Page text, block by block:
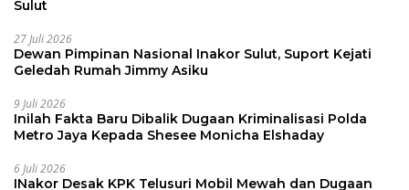
Sulut
27 Juli 2026
Dewan Pimpinan Nasional Inakor Sulut, Suport Kejati
Geledah Rumah Jimmy Asiku
9 Juli 2026
Inilah Fakta Baru Dibalik Dugaan Kriminalisasi Polda
Metro Jaya Kepada Shesee Monicha Elshaday
6 Juli 2026
INakor Desak KPK Telusuri Mobil Mewah dan Dugaan